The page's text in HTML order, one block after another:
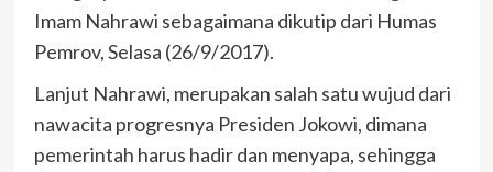
Imam Nahrawi sebagaimana dikutip dari Humas
Pemrov, Selasa (26/9/2017).
Lanjut Nahrawi, merupakan salah satu wujud dari
nawacita progresnya Presiden Jokowi, dimana
pemerintah harus hadir dan menyapa, sehingga